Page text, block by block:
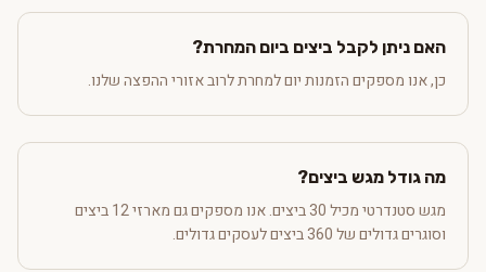
האם ניתן לקבל ביצים ביום המחרת?
כן, אנו מספקים הזמנות יום למחרת לרוב אזורי ההפצה שלנו.
מה גודל מגש ביצים?
מגש סטנדרטי מכיל 30 ביצים. אנו מספקים גם מארזי 12 ביצים
וסוגרים גדולים של 360 ביצים לעסקים גדולים.